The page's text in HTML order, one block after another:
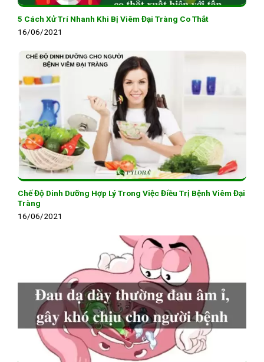
5 Cách Xử Trí Nhanh Khi Bị Viêm Đại Tràng Co Thắt
16/06/2021
Chế Độ Dinh Dưỡng Hợp Lý Trong Việc Điều Trị Bệnh Viêm Đại
Tràng
16/06/2021